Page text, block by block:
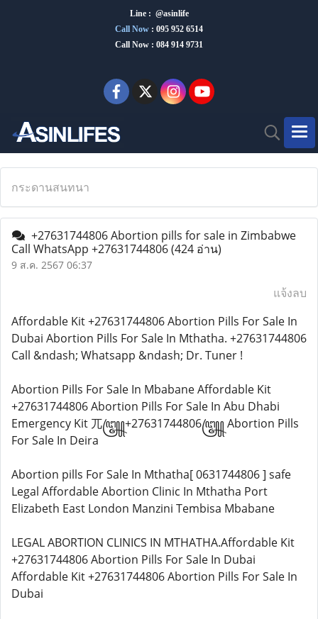
Line : @asinlife
Call Now : 095 952 6514
Call Now : 084 914 9731
กระดานสนทนา
+27631744806 Abortion pills for sale in Zimbabwe
Call WhatsApp +27631744806(424 อ่าน)
9 ส.ค. 2567 06:37
แจ้งลบ
Affordable Kit +27631744806 Abortion Pills For Sale In
Dubai Abortion Pills For Sale In Mthatha. +27631744806
Call &ndash; Whatsapp &ndash; Dr. Tuner !
Abortion Pills For Sale In Mbabane Affordable Kit
+27631744806 Abortion Pills For Sale In Abu Dhabi
Emergency Kit 兀꧅+27631744806꧅ Abortion Pills
For Sale In Deira
Abortion pills For Sale In Mthatha[ 0631744806 ] safe
Legal Affordable Abortion Clinic In Mthatha Port
Elizabeth East London Manzini Tembisa Mbabane
LEGAL ABORTION CLINICS IN MTHATHA.Affordable Kit
+27631744806 Abortion Pills For Sale In Dubai
Affordable Kit +27631744806 Abortion Pills For Sale In
Dubai